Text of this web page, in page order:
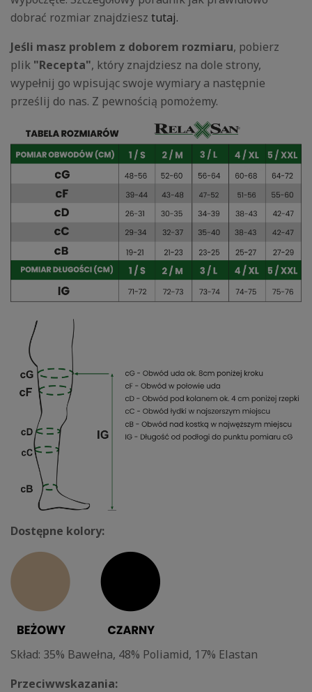
dobrać rozmiar znajdziesz tutaj.
Jeśli masz problem z doborem rozmiaru, pobierz
plik "Recepta", który znajdziesz na dole strony,
wypełnij go wpisując swoje wymiary a następnie
prześlij do nas. Z pewnością pomożemy.
Dostępne kolory:
Skład: 35% Bawełna, 48% Poliamid, 17% Elastan
Przeciwwskazania: